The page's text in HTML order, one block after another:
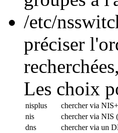
/etc/
préciser
Les choix
nisplus
chercher via
nis
chercher via NIS
dns
chercher via un